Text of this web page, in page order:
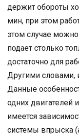
держит обороты
мин, при этом
этом случае
подает столько
достаточно для
Другими словами,
Данные
одних двигателей
имеется
системы впрыска